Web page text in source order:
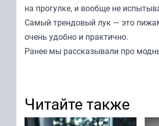
на прогулке, и вообще не
Самый трендовый лук — это
очень удобно и практично.
Ранее мы рассказывали про
Читайте также